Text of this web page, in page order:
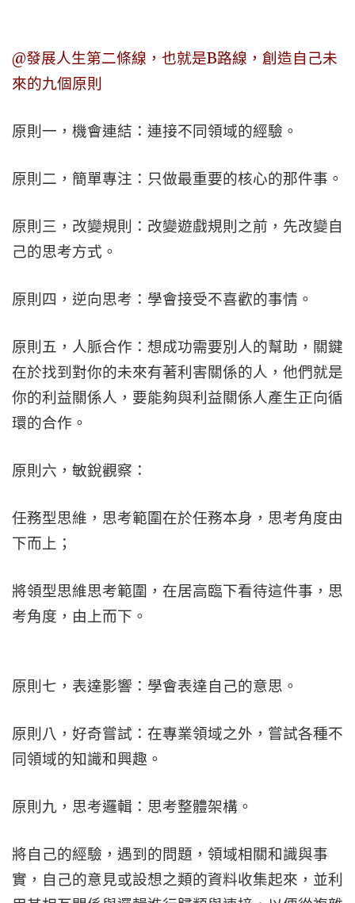
@發展人生第二條線，也就是B路線，創造自己未
來的九個原則
原則一，機會連結：連接不同領域的經驗。
原則二，簡單專注：只做最重要的核心的那件事。
原則三，改變規則：改變遊戲規則之前，先改變自
己的思考方式。
原則四，逆向思考：學會接受不喜歡的事情。
原則五，人脈合作：想成功需要別人的幫助，關鍵
在於找到對你的未來有著利害關係的人，他們就是
你的利益關係人，要能夠與利益關係人產生正向循
環的合作。
原則六，敏銳觀察：
任務型思維，思考範圍在於任務本身，思考角度由
下而上；
將領型思維思考範圍，在居高臨下看待這件事，思
考角度，由上而下。
原則七，表達影響：學會表達自己的意思。
原則八，好奇嘗試：在專業領域之外，嘗試各種不
同領域的知識和興趣。
原則九，思考邏輯：思考整體架構。
將自己的經驗，遇到的問題，領域相關和識與事
實，自己的意見或設想之類的資料收集起來，並利